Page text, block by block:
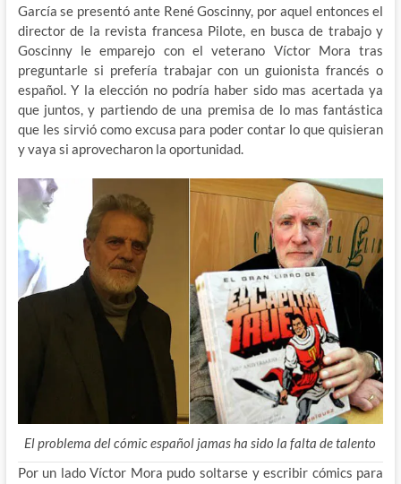
García se presentó ante René Goscinny, por aquel entonces el
director de la revista francesa Pilote, en busca de trabajo y
Goscinny le emparejo con el veterano Víctor Mora tras
preguntarle si prefería trabajar con un guionista francés o
español. Y la elección no podría haber sido mas acertada ya
que juntos, y partiendo de una premisa de lo mas fantástica
que les sirvió como excusa para poder contar lo que quisieran
y vaya si aprovecharon la oportunidad.
El problema del cómic español jamas ha sido la falta de talento
Por un lado Víctor Mora pudo soltarse y escribir cómics para